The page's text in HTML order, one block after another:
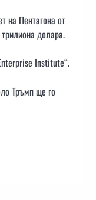
на Пентагона от
долара.
Institute“.
Тръмп ще го